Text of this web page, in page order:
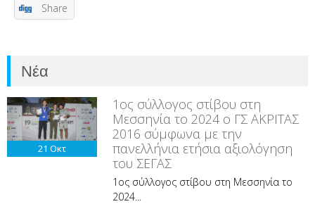
Share
Νέα
21 Οκτ
1ος σύλλογος στίβου στη
Μεσσηνία το 2024 ο ΓΣ ΑΚΡΙΤΑΣ
2016 σύμφωνα με την
πανελλήνια ετήσια αξιολόγηση
του ΣΕΓΑΣ
1ος σύλλογος στίβου στη Μεσσηνία το
2024...